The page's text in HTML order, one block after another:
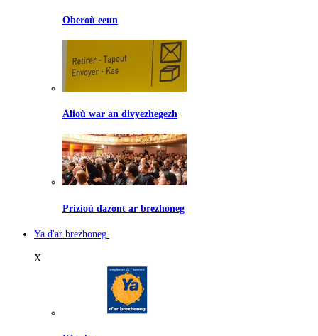
Oberoù eeun
Alioù war an divyezhegezh
Prizioù dazont ar brezhoneg
Ya d'ar brezhoneg
X